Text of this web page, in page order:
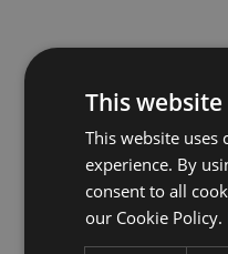
This
This website
experience. By
consent to all
our Cookie Policy.